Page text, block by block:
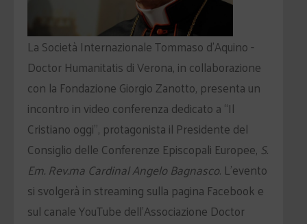
La Società Internazionale Tommaso d’Aquino -
Doctor Humanitatis di Verona, in collaborazione
con la Fondazione Giorgio Zanotto, presenta un
incontro in video conferenza dedicato a “Il
Cristiano oggi”, protagonista il Presidente del
Consiglio delle Conferenze Episcopali Europee, S.
Em. Rev.ma Cardinal Angelo Bagnasco. L’evento
si svolgerà in streaming sulla pagina Facebook e
sul canale YouTube dell’Associazione Doctor